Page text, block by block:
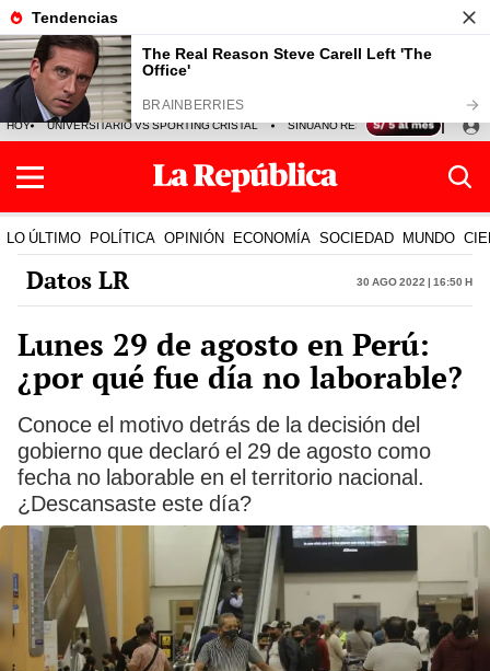
HOY UNIVERSITARIO VS SPORTING CRISTAL SINUANO RESULTADOS HOY
LO ÚLTIMO POLÍTICA OPINIÓN ECONOMÍA SOCIEDAD MUNDO
Datos LR 30 Ago 2022 | 16:50 h
Lunes 29 de agosto en Perú:
¿por qué fue día no laborable?
Conoce el motivo detrás de la decisión del
gobierno que declaró el 29 de agosto como
fecha no laborable en el territorio nacional.
¿Descansaste este día?